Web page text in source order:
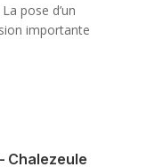
pose d’un
importante
Chalezeule